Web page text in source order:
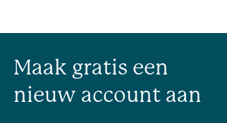
Maak gratis een
nieuw account aan